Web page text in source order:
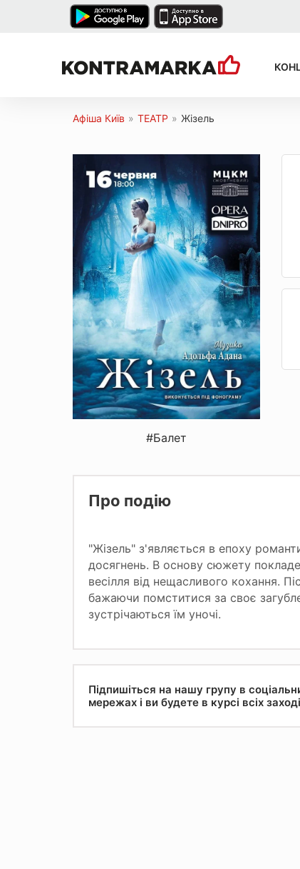
Афіша Київ » ТЕАТР » Жізель
#Балет
Про подію
"Жізель" з'являється в епоху
досягнень. В основу сюжету
весілля від нещасливого кохання.
бажаючи помститися за своє
зустрічаються їм уночі.
Підпишіться на нашу групу в
мережах і ви будете в курсі всіх